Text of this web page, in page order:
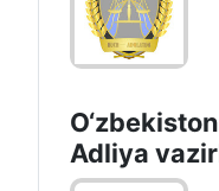
Adliya